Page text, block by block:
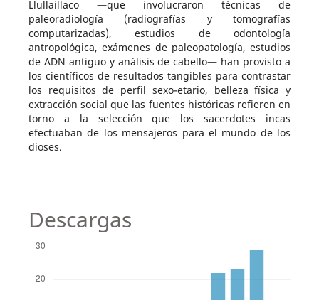
Llullaillaco —que involucraron técnicas de
paleoradiología (radiografías y tomografías
computarizadas), estudios de odontología
antropológica, exámenes de paleopatología, estudios
de ADN antiguo y análisis de cabello— han provisto a
los científicos de resultados tangibles para contrastar
los requisitos de perfil sexo-etario, belleza física y
extracción social que las fuentes históricas refieren en
torno a la selección que los sacerdotes incas
efectuaban de los mensajeros para el mundo de los
dioses.
Descargas